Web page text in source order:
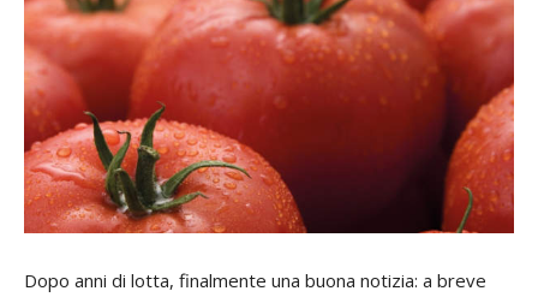
Dopo anni di lotta, finalmente una buona notizia: a breve